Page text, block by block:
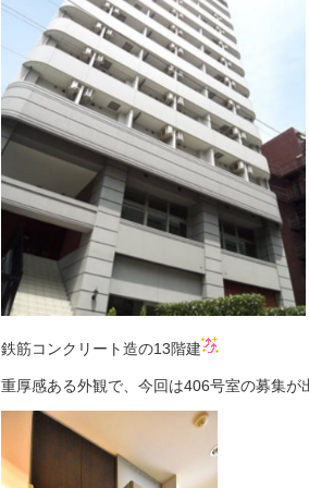
鉄筋コンクリート造の13階建
重厚感ある外観で、今回は406号室の募集が